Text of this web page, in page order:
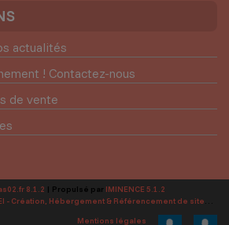
actualités
! Contactez-nous
de vente
8.1.2 | Propulsé par IMINENCE 5.1.2
- Création, Hébergement & Référencement de sites web
Mentions légales